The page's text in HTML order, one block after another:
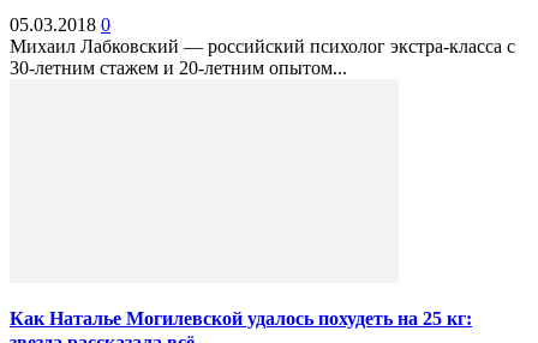
05.03.2018 0
Михаил Лабковский — российский психолог экстра-класса с
30-летним стажем и 20-летним опытом...
Как Наталье Могилевской удалось похудеть на 25 кг: